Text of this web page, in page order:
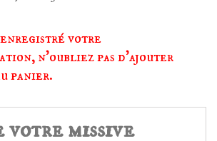
votre
n'oubliez pas d'ajouter
panier.